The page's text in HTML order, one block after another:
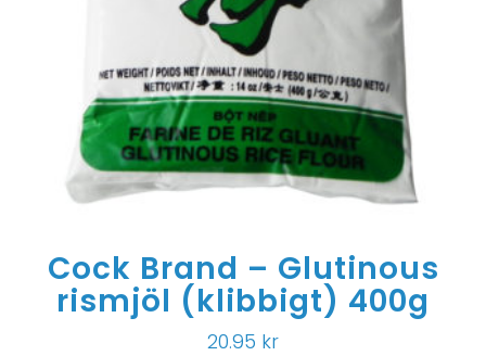
Cock Brand – Glutinous
rismjöl (klibbigt) 400g
20.95 kr